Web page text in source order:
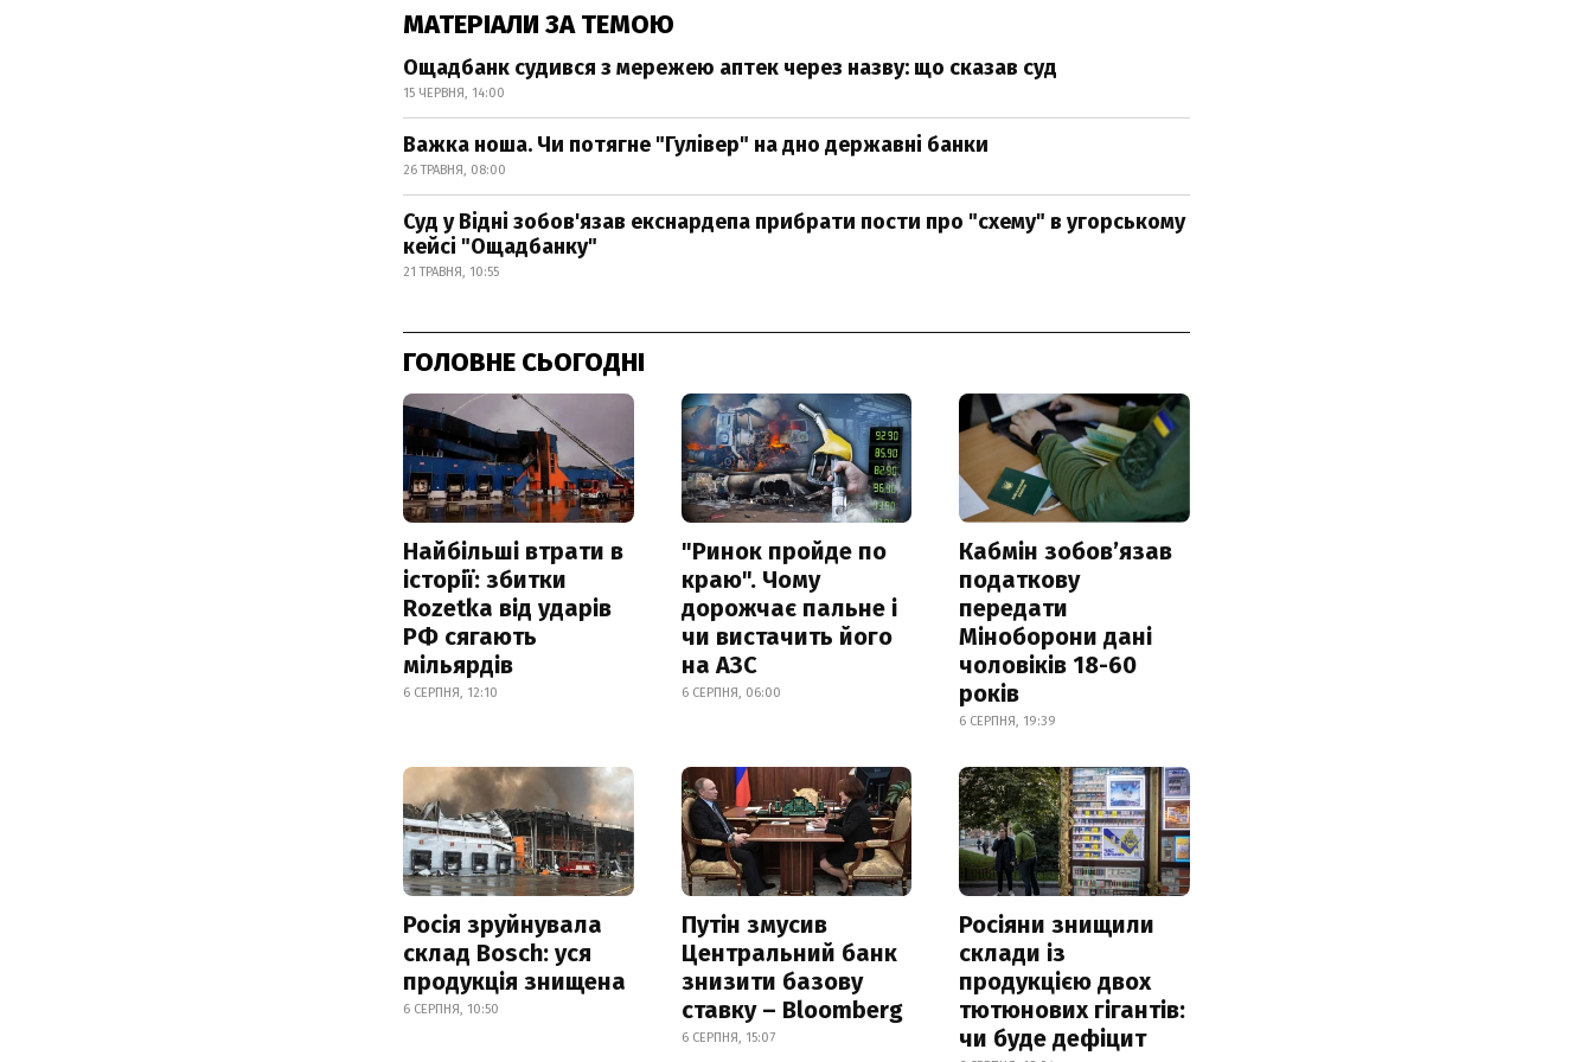
МАТЕРІАЛИ ЗА ТЕМОЮ
Ощадбанк судився з мережею аптек через назву: що сказав суд
15 ЧЕРВНЯ, 14:00
Важка ноша. Чи потягне "Гулівер" на дно державні банки
26 ТРАВНЯ, 08:00
Суд у Відні зобов'язав екснардепа прибрати пости про "схему" в угорському
кейсі "Ощадбанку"
21 ТРАВНЯ, 10:55
ГОЛОВНЕ СЬОГОДНІ
Найбільші втрати в
історії: збитки
Rozetka від ударів
РФ сягають
мільярдів
6 СЕРПНЯ, 12:10
"Ринок пройде по
краю". Чому
дорожчає пальне і
чи вистачить його
на АЗС
6 СЕРПНЯ, 06:00
Кабмін зобовʼязав
податкову
передати
Міноборони дані
чоловіків 18-60
років
6 СЕРПНЯ, 19:39
Росія зруйнувала
склад Bosch: уся
продукція знищена
6 СЕРПНЯ, 10:50
Путін змусив
Центральний банк
знизити базову
ставку – Bloomberg
6 СЕРПНЯ, 15:07
Росіяни знищили
склади із
продукцією двох
тютюнових гігантів:
чи буде дефіцит